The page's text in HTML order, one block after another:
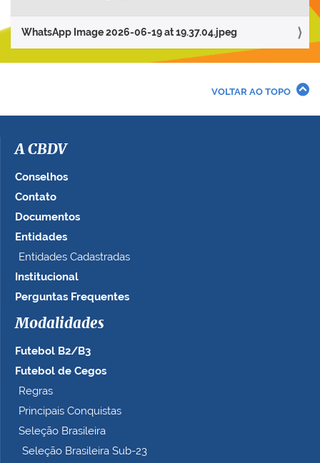
i
a
e
n
o
t
m
a
n
o
o
m
e
t
WhatsApp Image 2026-06-19 at 19.37.04.jpeg
VOLTAR AO TOPO
A CBDV
Conselhos
Contato
Documentos
Entidades
Entidades Cadastradas
Institucional
Perguntas Frequentes
Modalidades
Futebol B2/B3
Futebol de Cegos
Regras
Principais Conquistas
Seleção Brasileira
Seleção Brasileira Sub-23